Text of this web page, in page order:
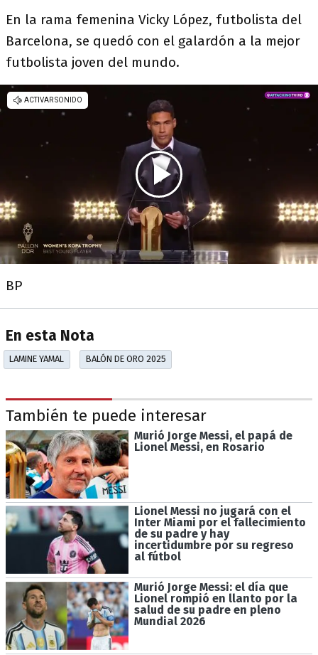
En la rama femenina Vicky López, futbolista del
Barcelona, se quedó con el galardón a la mejor
futbolista joven del mundo.
BP
En esta Nota
LAMINE YAMAL BALÓN DE ORO 2025
También te puede interesar
Murió Jorge Messi, el papá de
Lionel Messi, en Rosario
Lionel Messi no jugará con el
Inter Miami por el fallecimiento
de su padre y hay
incertidumbre por su regreso
al fútbol
Murió Jorge Messi: el día que
Lionel rompió en llanto por la
salud de su padre en pleno
Mundial 2026